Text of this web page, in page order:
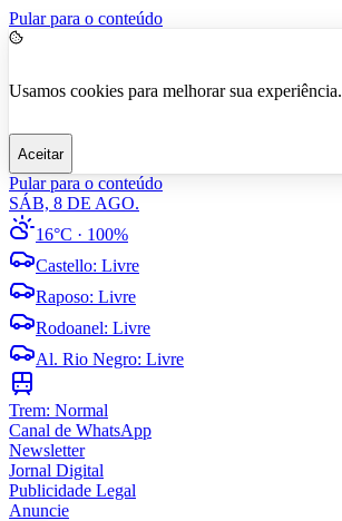
Pular para o conteúdo
Usamos cookies para melhorar sua experiência.
Aceitar
Pular para o conteúdo
SÁB, 8 DE AGO.
16°C · 100%
Castello: Livre
Raposo: Livre
Rodoanel: Livre
Al. Rio Negro: Livre
Trem: Normal
Canal de WhatsApp
Newsletter
Jornal Digital
Publicidade Legal
Anuncie